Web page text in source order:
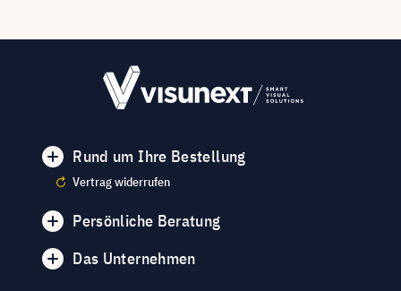
Rund um Ihre Bestellung
Vertrag widerrufen
Persönliche Beratung
Das Unternehmen